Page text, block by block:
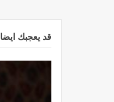
قد يعجبك ايضا